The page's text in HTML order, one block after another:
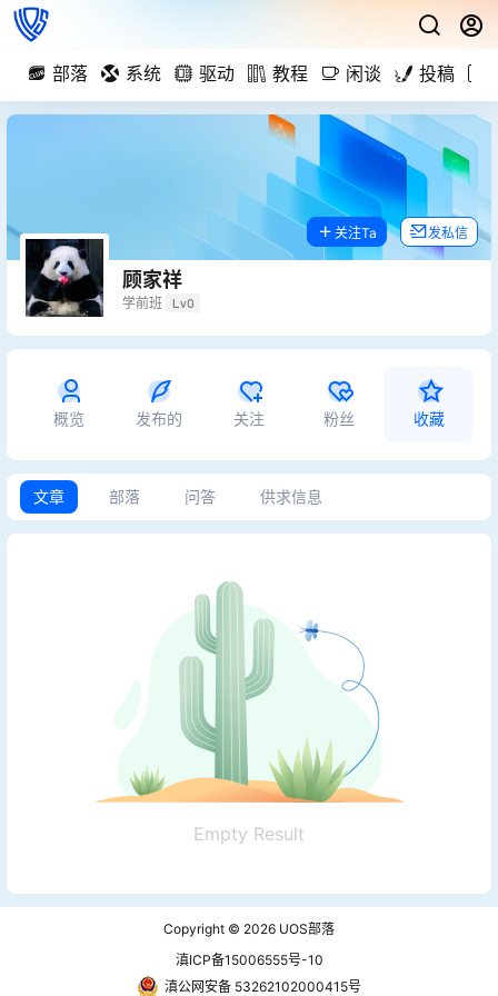
部落 系统 驱动 教程 闲谈 投稿
顾家祥
学前班 Lv0
关注Ta 发私信
概览 发布的 关注 粉丝 收藏
文章 部落 问答 供求信息
Empty Result
Copyright © 2026 UOS部落
滇ICP备15006555号-10
滇公网安备 53262102000415号